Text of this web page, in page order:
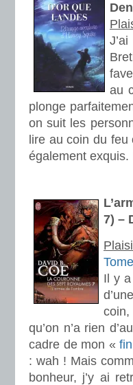
au
plonge
on suit les
lire au coin du
également
7) –
Il y
coin,
qu’on n’a rien
cadre de mon «
: wah ! Mais
bonheur, j’y ai